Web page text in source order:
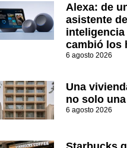
Alexa: de
asistente
cambió los
6 agosto 2026
Una
no solo
6 agosto 2026